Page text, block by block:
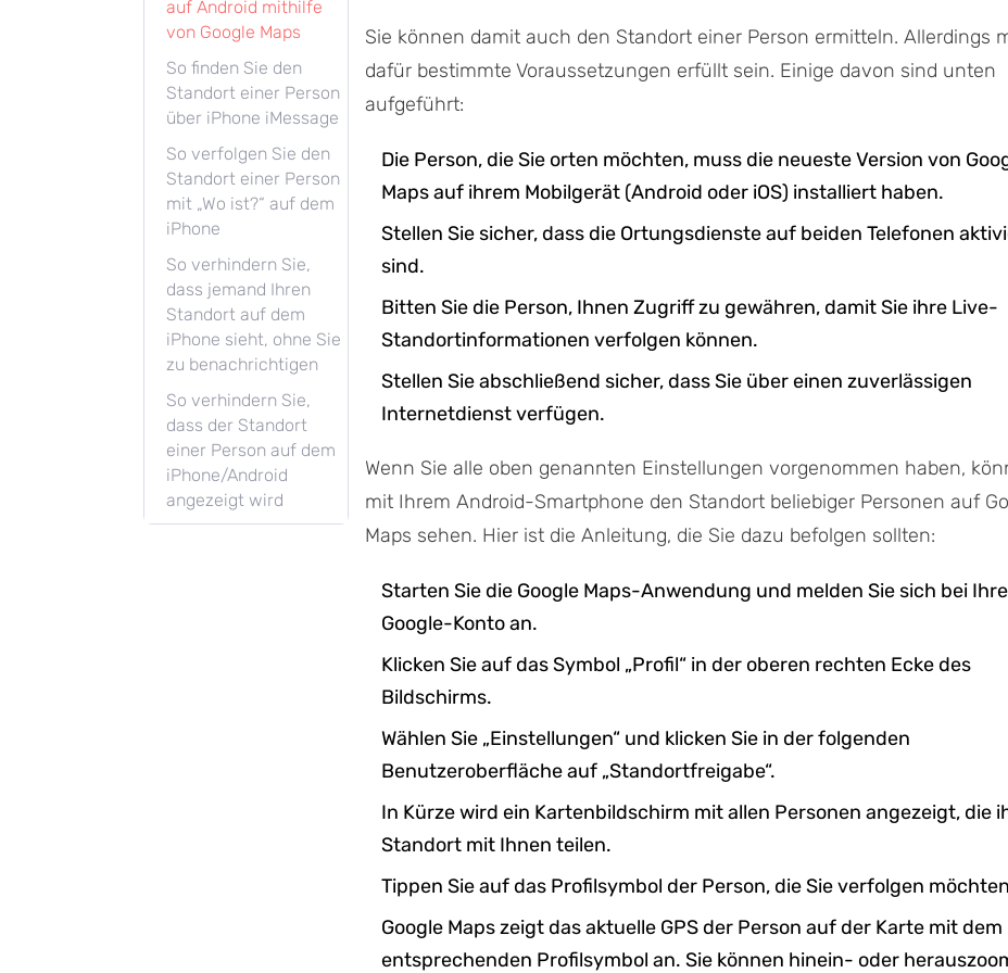
auf Android mithilfe
von Google Maps
So finden Sie den
Standort einer Person
über iPhone iMessage
So verfolgen Sie den
Standort einer Person
mit „Wo ist?“ auf dem
iPhone
So verhindern Sie,
dass jemand Ihren
Standort auf dem
iPhone sieht, ohne Sie
zu benachrichtigen
So verhindern Sie,
dass der Standort
einer Person auf dem
iPhone/Android
angezeigt wird
Sie können damit auch den Standort einer Person ermitteln. Allerdings
dafür bestimmte Voraussetzungen erfüllt sein. Einige davon sind unten
aufgeführt:
Die Person, die Sie orten möchten, muss die neueste Version von
Maps auf ihrem Mobilgerät (Android oder iOS) installiert haben.
Stellen Sie sicher, dass die Ortungsdienste auf beiden Telefonen
sind.
Bitten Sie die Person, Ihnen Zugriff zu gewähren, damit Sie ihre Live-
Standortinformationen verfolgen können.
Stellen Sie abschließend sicher, dass Sie über einen zuverlässigen
Internetdienst verfügen.
Wenn Sie alle oben genannten Einstellungen vorgenommen haben,
mit Ihrem Android-Smartphone den Standort beliebiger Personen auf
Maps sehen. Hier ist die Anleitung, die Sie dazu befolgen sollten:
Starten Sie die Google Maps-Anwendung und melden Sie sich bei
Google-Konto an.
Klicken Sie auf das Symbol „Profil“ in der oberen rechten Ecke des
Bildschirms.
Wählen Sie „Einstellungen“ und klicken Sie in der folgenden
Benutzeroberfläche auf „Standortfreigabe“.
In Kürze wird ein Kartenbildschirm mit allen Personen angezeigt, die
Standort mit Ihnen teilen.
Tippen Sie auf das Profilsymbol der Person, die Sie verfolgen
Google Maps zeigt das aktuelle GPS der Person auf der Karte mit dem
entsprechenden Profilsymbol an. Sie können hinein- oder